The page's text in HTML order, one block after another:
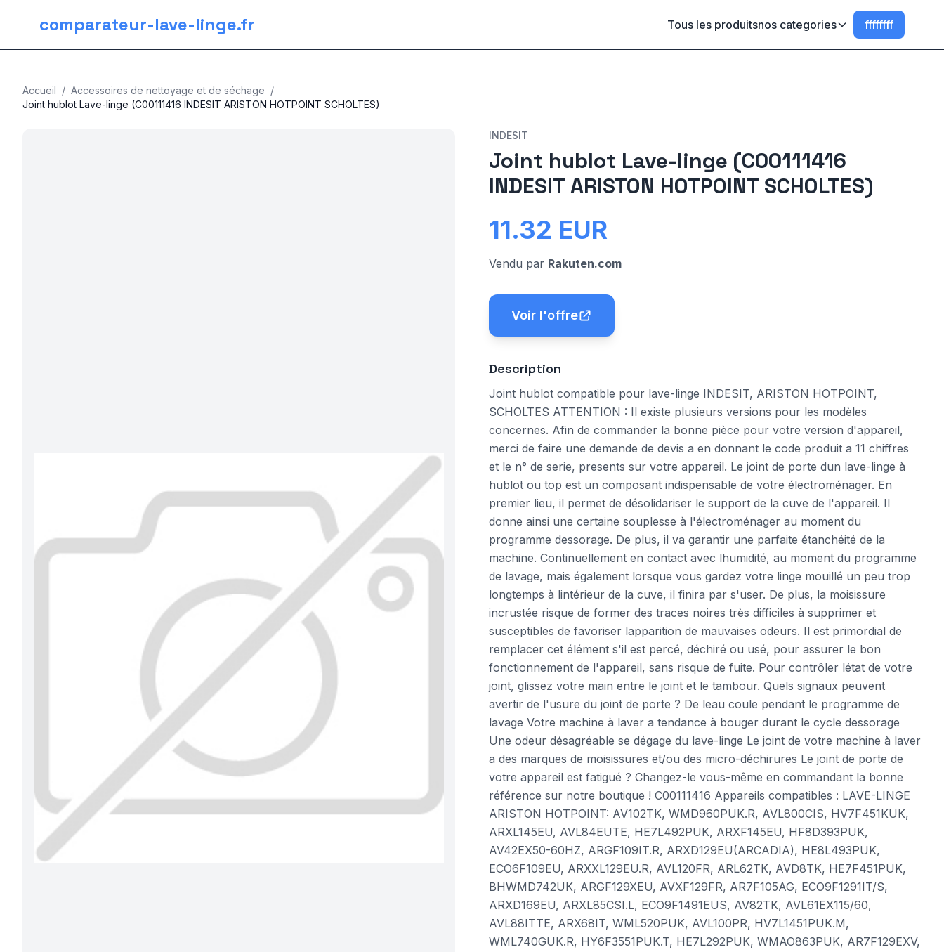
comparateur-lave-linge.fr Tous les produitsnos categories ffffffff
Accueil / Accessoires de nettoyage et de séchage /
Joint hublot Lave-linge (C00111416 INDESIT ARISTON HOTPOINT SCHOLTES)
INDESIT
Joint hublot Lave-linge (C00111416
INDESIT ARISTON HOTPOINT SCHOLTES)
11.32 EUR
Vendu par Rakuten.com
Voir l'offre
Description
Joint hublot compatible pour lave-linge INDESIT, ARISTON HOTPOINT,
SCHOLTES ATTENTION : Il existe plusieurs versions pour les modèles
concernes. Afin de commander la bonne pièce pour votre version d'appareil,
merci de faire une demande de devis a en donnant le code produit a 11 chiffres
et le n° de serie, presents sur votre appareil. Le joint de porte dun lave-linge à
hublot ou top est un composant indispensable de votre électroménager. En
premier lieu, il permet de désolidariser le support de la cuve de l'appareil. Il
donne ainsi une certaine souplesse à l'électroménager au moment du
programme dessorage. De plus, il va garantir une parfaite étanchéité de la
machine. Continuellement en contact avec lhumidité, au moment du programme
de lavage, mais également lorsque vous gardez votre linge mouillé un peu trop
longtemps à lintérieur de la cuve, il finira par s'user. De plus, la moisissure
incrustée risque de former des traces noires très difficiles à supprimer et
susceptibles de favoriser lapparition de mauvaises odeurs. Il est primordial de
remplacer cet élément s'il est percé, déchiré ou usé, pour assurer le bon
fonctionnement de l'appareil, sans risque de fuite. Pour contrôler létat de votre
joint, glissez votre main entre le joint et le tambour. Quels signaux peuvent
avertir de l'usure du joint de porte ? De leau coule pendant le programme de
lavage Votre machine à laver a tendance à bouger durant le cycle dessorage
Une odeur désagréable se dégage du lave-linge Le joint de votre machine à laver
a des marques de moisissures et/ou des micro-déchirures Le joint de porte de
votre appareil est fatigué ? Changez-le vous-même en commandant la bonne
référence sur notre boutique ! C00111416 Appareils compatibles : LAVE-LINGE
ARISTON HOTPOINT: AV102TK, WMD960PUK.R, AVL800CIS, HV7F451KUK,
ARXL145EU, AVL84EUTE, HE7L492PUK, ARXF145EU, HF8D393PUK,
AV42EX50-60HZ, ARGF109IT.R, ARXD129EU(ARCADIA), HE8L493PUK,
ECO6F109EU, ARXXL129EU.R, AVL120FR, ARL62TK, AVD8TK, HE7F451PUK,
BHWMD742UK, ARGF129XEU, AVXF129FR, AR7F105AG, ECO9F1291IT/S,
ARXD169EU, ARXL85CSI.L, ECO9F1491EUS, AV82TK, AVL61EX115/60,
AVL88ITTE, ARX68IT, WML520PUK, AVL100PR, HV7L1451PUK.M,
WML740GUK.R, HY6F3551PUK.T, HE7L292PUK, WMAO863PUK, AR7F129EXV,